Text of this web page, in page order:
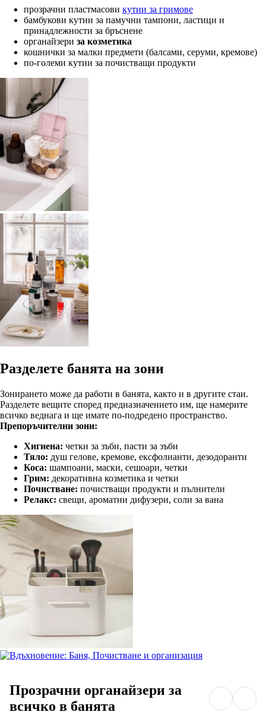
прозрачни пластмасови кутии за гримове
бамбукови кутии за памучни тампони, ластици и
принадлежности за бръснене
органайзери за козметика
кошнички за малки предмети (балсами, серуми, кремове)
по-големи кутии за почистващи продукти
Разделете банята на зони
Зонирането може да работи в банята, както и в другите стаи.
Разделете вещите според предназначението им, ще намерите
всичко веднага и ще имате по-подредено пространство.
Препоръчителни зони:
Хигиена: четки за зъби, пасти за зъби
Тяло: душ гелове, кремове, ексфолианти, дезодоранти
Коса: шампоани, маски, сешоари, четки
Грим: декоративна козметика и четки
Почистване: почистващи продукти и пълнители
Релакс: свещи, ароматни дифузери, соли за вана
Прозрачни органайзери за
всичкo в банята